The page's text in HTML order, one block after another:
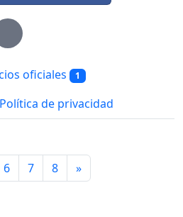
oficiales 1
Política de privacidad
6 7 8 »